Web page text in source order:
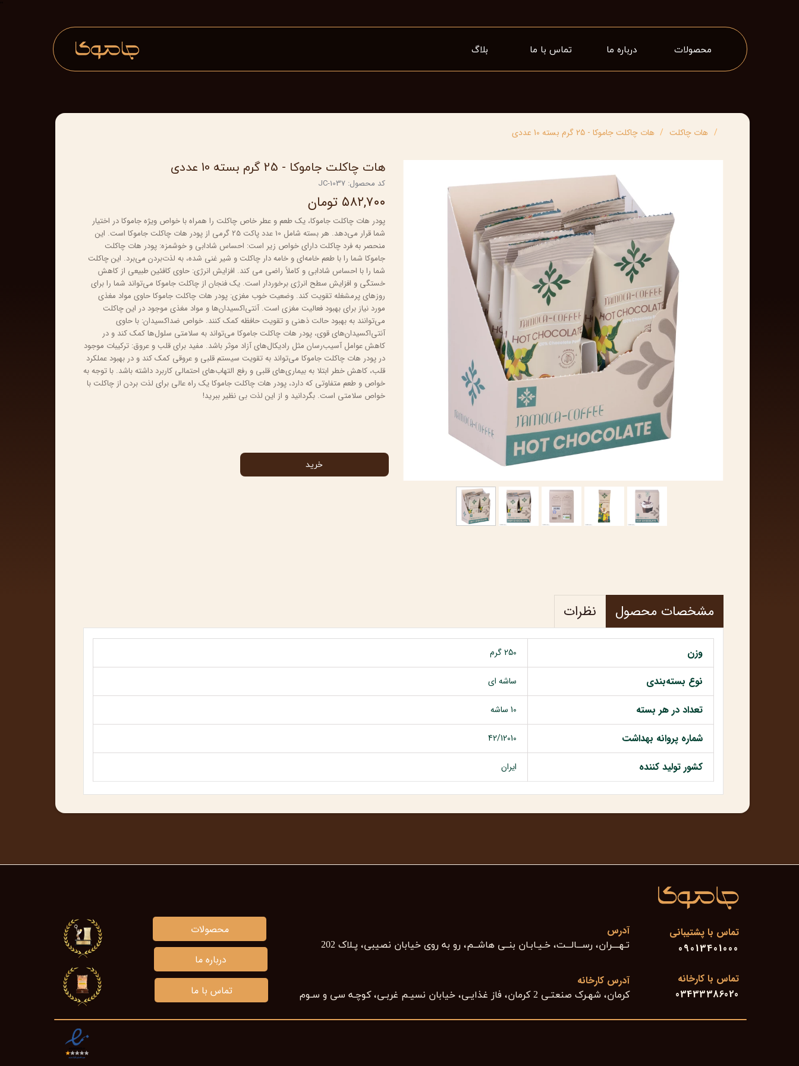
محصولات درباره ما تماس با ما بلاگ
هات چاکلت هات چاکلت جاموکا - 25 گرم بسته 10 عددی
هات چاکلت جاموکا - 25 گرم بسته 10 عددی
کد محصول: JC-1037
۵۸۲,۷۰۰ تومان
پودر هات چاکلت جاموکا، یک طعم و عطر خاص چاکلت را همراه با خواص ویژه جاموکا در اختیار
شما قرار می‌دهد. هر بسته شامل 10 عدد پاکت 25 گرمی از پودر هات چاکلت جاموکا است. این
منحصر به فرد چاکلت دارای خواص زیر است: احساس شادابی و خوشمزه: پودر هات چاکلت
جاموکا شما را با طعم خامه‌ای و خامه دار چاکلت و شیر غنی شده، به لذت‌بردن می‌برد. این چاکلت
شما را با احساس شادابی و کاملاً راضی می کند. افزایش انرژی: حاوی کافئین طبیعی از کاهش
خستگی و افزایش سطح انرژی برخوردار است. یک فنجان از چاکلت جاموکا می‌تواند شما را برای
روزهای پرمشغله تقویت کند. وضعیت خوب مغزی: پودر هات چاکلت جاموکا حاوی مواد مغذی
مورد نیاز برای بهبود فعالیت مغزی است. آنتی‌اکسیدان‌ها و مواد مغذی موجود در این چاکلت
می‌توانند به بهبود حالت ذهنی و تقویت حافظه کمک کنند. خواص ضداکسیدان: با حاوی
آنتی‌اکسیدان‌های قوی، پودر هات چاکلت جاموکا می‌تواند به سلامتی سلول‌ها کمک کند و در
کاهش عوامل آسیب‌رسان مثل رادیکال‌های آزاد موثر باشد. مفید برای قلب و عروق: ترکیبات موجود
در پودر هات چاکلت جاموکا می‌تواند به تقویت سیستم قلبی و عروقی کمک کند و در بهبود عملکرد
قلب، کاهش خطر ابتلا به بیماری‌های قلبی و رفع التهاب‌های احتمالی کاربرد داشته باشد. با توجه به
خواص و طعم متفاوتی که دارد، پودر هات چاکلت جاموکا یک راه عالی برای لذت بردن از چاکلت با
خواص سلامتی است. بگردانید و از این لذت بی نظیر ببرید!
مشخصات محصول نظرات
وزن 250 گرم
نوع بسته‌بندی ساشه ای
تعداد در هر بسته 10 ساشه
شماره پروانه بهداشت 42/12010
کشور تولید کننده ایران
خرید
تماس با پشتیبانی
09013401000
تماس با کارخانه
03433386020
آدرس
تـهــــران، رســـالـــت، خـیـابـان بنــی هاشــم، رو به روی خیابان نصیبی، پـلاک 202​​​​​​​
محصولات
درباره ما
تماس با ما
آدرس کارخانه
کرمان، شهـرک صنعتـی 2 کرمان، فاز غذایـی، خیابان نسیـم غربـی، کوچـه سی و سـوم ​​​​​​​